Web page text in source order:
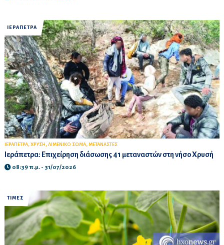
ΙΕΡΑΠΕΤΡΑ
ΙΕΡΑΠΕΤΡΑ, ΧΡΥΣΗ , ΛΙΜΕΝΙΚΟ ΣΩΜΑ, ΜΕΤΑΝΑΣΤΕΣ
Ιεράπετρα: Επιχείρηση διάσωσης 41 μεταναστών στη νήσο Χρυσή
08:39 π.μ. - 31/07/2026
ΤΙΜΕΣ